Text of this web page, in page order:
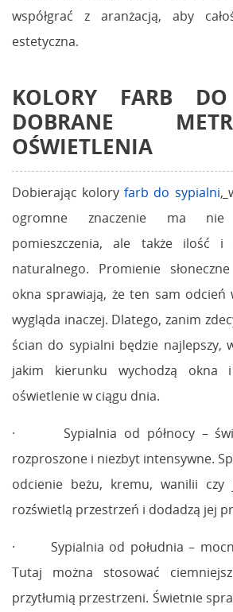
współgrać z aranżacją, aby
estetyczna.
KOLORY FARB
DOBRANE
OŚWIETLENIA
Dobierając koloryfarb do sypialni,
ogromne znaczenie ma
pomieszczenia, ale także ilość i
naturalnego. Promienie
okna sprawiają, że ten sam odcień
wygląda inaczej. Dlatego, zanim
ścian do sypialni będzie najlepszy,
jakim kierunku wychodzą
oświetlenie w ciągu dnia.
· Sypialnia od północy –
rozproszone i niezbyt intensywne.
odcienie beżu, kremu, wanilii czy
rozświetlą przestrzeń i dodadzą jej
· Sypialnia od południa –
Tutaj można stosować
przytłumią przestrzeni. Świetnie